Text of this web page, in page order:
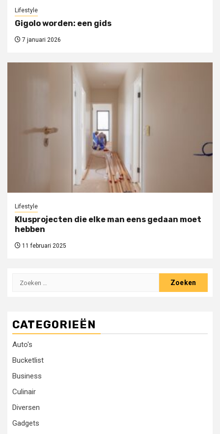
Lifestyle
Gigolo worden: een gids
7 januari 2026
Lifestyle
Klusprojecten die elke man eens gedaan moet
hebben
11 februari 2025
Zoeken
CATEGORIEËN
Auto's
Bucketlist
Business
Culinair
Diversen
Gadgets